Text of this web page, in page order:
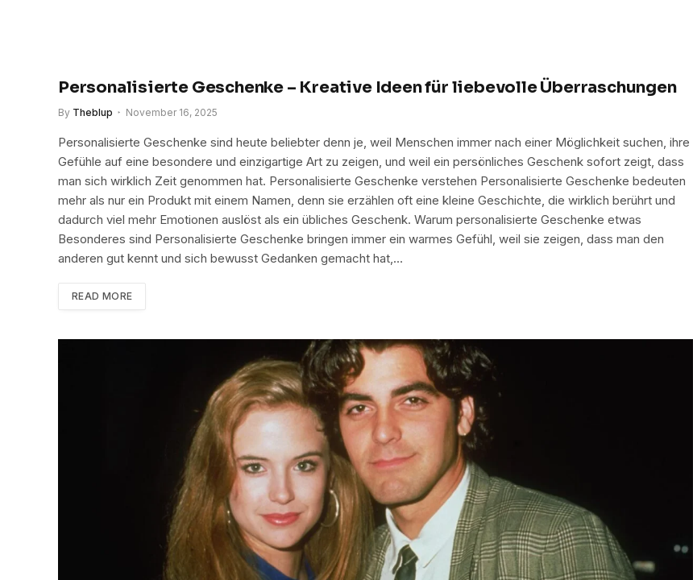
Personalisierte Geschenke – Kreative Ideen für liebevolle Überraschungen
By Theblup November 16, 2025
Personalisierte Geschenke sind heute beliebter denn je, weil Menschen immer nach einer Möglichkeit suchen, ihre
Gefühle auf eine besondere und einzigartige Art zu zeigen, und weil ein persönliches Geschenk sofort zeigt, dass
man sich wirklich Zeit genommen hat. Personalisierte Geschenke verstehen Personalisierte Geschenke bedeuten
mehr als nur ein Produkt mit einem Namen, denn sie erzählen oft eine kleine Geschichte, die wirklich berührt und
dadurch viel mehr Emotionen auslöst als ein übliches Geschenk. Warum personalisierte Geschenke etwas
Besonderes sind Personalisierte Geschenke bringen immer ein warmes Gefühl, weil sie zeigen, dass man den
anderen gut kennt und sich bewusst Gedanken gemacht hat,…
READ MORE